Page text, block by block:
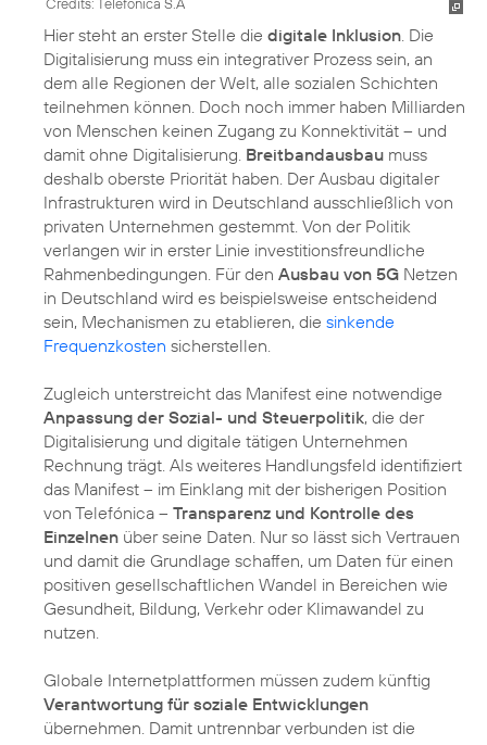
Hier steht an erster Stelle die digitale Inklusion . Die
Digitalisierung muss ein integrativer Prozess sein, an
dem alle Regionen der Welt, alle sozialen Schichten
teilnehmen können. Doch noch immer haben Milliarden
von Menschen keinen Zugang zu Konnektivität – und
damit ohne Digitalisierung. Breitbandausbau muss
deshalb oberste Priorität haben. Der Ausbau digitaler
Infrastrukturen wird in Deutschland ausschließlich von
privaten Unternehmen gestemmt. Von der Politik
verlangen wir in erster Linie investitionsfreundliche
Rahmenbedingungen. Für den Ausbau von 5G Netzen
in Deutschland wird es beispielsweise entscheidend
sein, Mechanismen zu etablieren, die sinkende
Frequenzkosten sicherstellen.
Zugleich unterstreicht das Manifest eine notwendige
Anpassung der Sozial- und Steuerpolitik, die der
Digitalisierung und digitale tätigen Unternehmen
Rechnung trägt. Als weiteres Handlungsfeld identifiziert
das Manifest – im Einklang mit der bisherigen Position
von Telefónica – Transparenz und Kontrolle des
Einzelnen über seine Daten. Nur so lässt sich Vertrauen
und damit die Grundlage schaffen, um Daten für einen
positiven gesellschaftlichen Wandel in Bereichen wie
Gesundheit, Bildung, Verkehr oder Klimawandel zu
nutzen.
Globale Internetplattformen müssen zudem künftig
Verantwortung für soziale Entwicklungen
übernehmen. Damit untrennbar verbunden ist die